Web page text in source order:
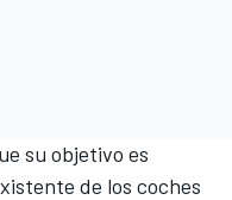
su objetivo es
de los coches